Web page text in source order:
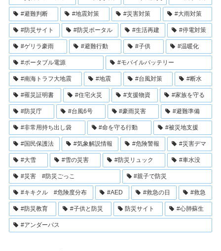
#避難判断 #地震対策 #災害対策 #大雨対策
#防災サイト #防災ポータル #生活再建 #停電対策
#ゲリラ豪雨 #避難行動 #子供 #温暖化
#ポータブル電源 #モバイルバッテリー
#南海トラフ大地震 #地震 #台風対策 #断水
#罹災証明書 #住宅火災 #支援物資 #家族を守る
#防災庁 #台風6号 #豪雨災害 #避難準備
#非常用持ち出し袋 #命を守る行動 #被災地支援
#国民保護法 #気象解説情報 #危険警報 #災害デマ
#大雪 #雪の災害 #防災リュック #車水没
#災害 #防災ごっこ #親子で防災
#キキクル #危険度分布 #AED #救急の日 #救急
#防災教育 #子供と防災 防災サイト #心肺蘇生
#アンダーパス